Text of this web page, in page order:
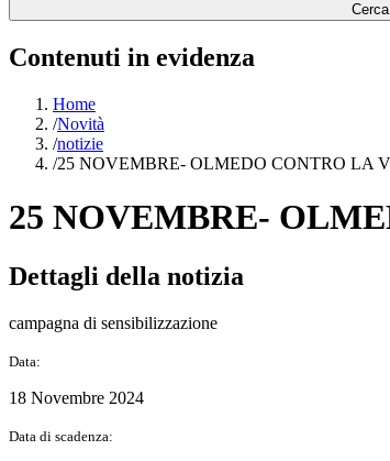
Contenuti in evidenza
Home
/Novità
/notizie
/25 NOVEMBRE- OLMEDO CONTRO LA
25 NOVEMBRE-
Dettagli della notizia
campagna di sensibilizzazione
Data:
18 Novembre 2024
Data di scadenza: